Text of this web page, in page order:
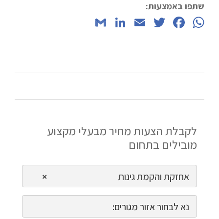
שתפו באמצעות:
WhatsApp
Facebook
Twitter
Email
LinkedIn
לקבלת הצעות מחיר מבעלי מקצוע
מובילים בתחום
× אחזקת והקמת גינות
נא לבחור אזור מגורים: